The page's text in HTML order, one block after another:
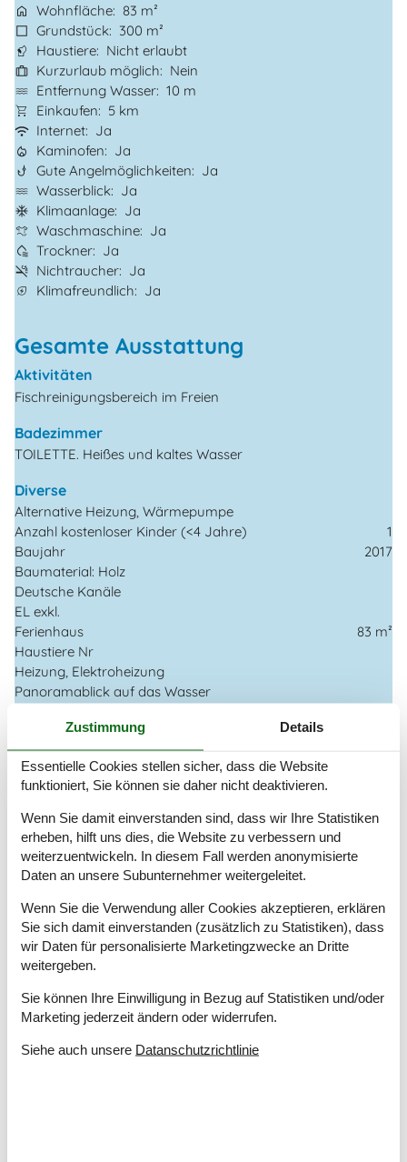
Wohnfläche 83 m²
Grundstück
300 m²
Haustiere
Nicht erlaubt
Kurzurlaub möglich
Nein
Entfernung Wasser 10 m
Einkaufen
5 km
Internet
Ja
Kaminofen
Ja
Gute Angelmöglichkeiten
Ja
Wasserblick
Ja
Klimaanlage
Ja
Waschmaschine
Ja
Trockner
Ja
Nichtraucher
Ja
Klimafreundlich
Ja
Gesamte Ausstattung
Aktivitäten
Fischreinigungsbereich im Freien
Badezimmer
TOILETTE. Heißes und kaltes Wasser
Diverse
Alternative Heizung, Wärmepumpe
Anzahl kostenloser Kinder (<4 Jahre)
1
Baujahr
2017
Baumaterial: Holz
Deutsche Kanäle
EL exkl.
Ferienhaus
83 m²
Haustiere Nr
Heizung, Elektroheizung
Panoramablick auf das Wasser
Staubsauger
Waschmaschine
Wasser inkl.
Winterfest
Wäschetrockner
Draußen
Gartenmöbel
Kostenloser Parkplatz auf dem Gelände
Drinnen
Fußbodenheizung in den Badezimmern
Klimaanlage
Elektrogeräte
Zustimmung Details
Essentielle Cookies stellen sicher, dass die Website
funktioniert, Sie können sie daher nicht deaktivieren.
Wenn Sie damit einverstanden sind, dass wir Ihre Statistiken
erheben, hilft uns dies, die Website zu verbessern und
weiterzuentwickeln. In diesem Fall werden anonymisierte
Daten an unsere Subunternehmer weitergeleitet.
Wenn Sie die Verwendung aller Cookies akzeptieren, erklären
Sie sich damit einverstanden (zusätzlich zu Statistiken), dass
wir Daten für personalisierte Marketingzwecke an Dritte
weitergeben.
Sie können Ihre Einwilligung in Bezug auf Statistiken und/oder
Marketing jederzeit ändern oder widerrufen.
Siehe auch unsere Datanschutzrichtlinie